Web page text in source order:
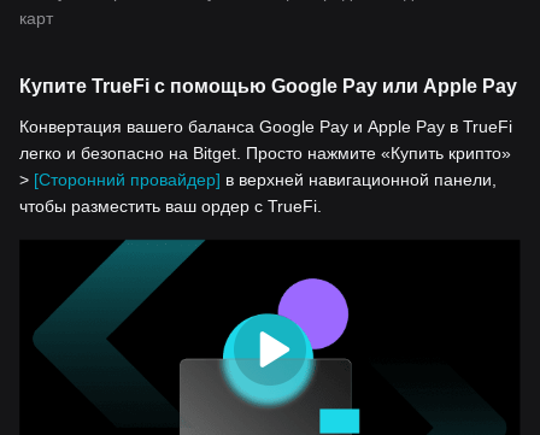
карт
Купите TrueFi с помощью Google Pay или Apple Pay
Конвертация вашего баланса Google Pay и Apple Pay в TrueFi
легко и безопасно на Bitget. Просто нажмите «Купить крипто»
> [Сторонний провайдер] в верхней навигационной панели,
чтобы разместить ваш ордер с TrueFi.